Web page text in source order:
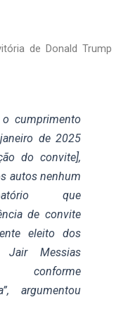
de Donald Trump
o cumprimento
de 2025
do convite],
autos nenhum
que
de convite
eleito dos
Jair Messias
argumentou